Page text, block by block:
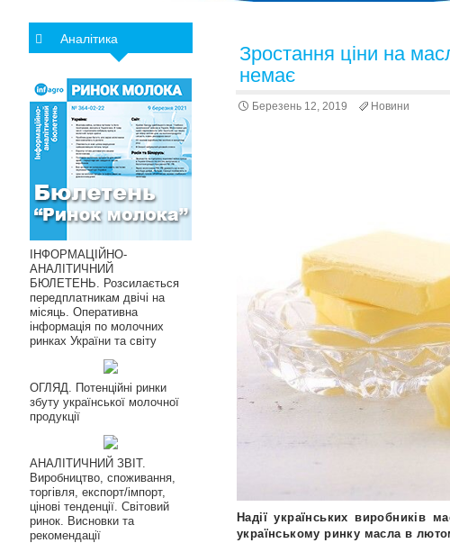
Зростання ціни на
немає
Березень 12, 2019 Новини
Надії українських виробників
українському ринку масла в
Аналітика
ІНФОРМАЦІЙНО-
АНАЛІТИЧНИЙ
БЮЛЕТЕНЬ. Розсилається
передплатникам двічі на
місяць. Оперативна
інформація по молочних
ринках України та світу
ОГЛЯД. Потенційні ринки
збуту української молочної
продукції
АНАЛІТИЧНИЙ ЗВІТ.
Виробництво, споживання,
торгівля, експорт/імпорт,
цінові тенденції. Світовий
ринок. Висновки та
рекомендації